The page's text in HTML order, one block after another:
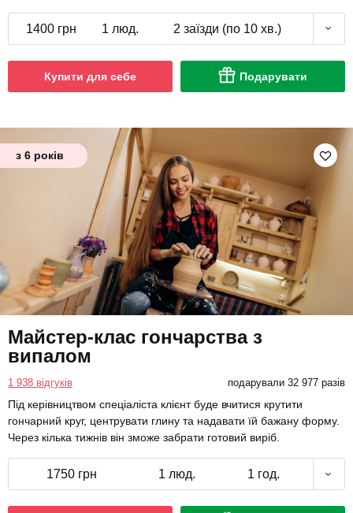
1400 грн 1 люд. 2 заїзди (по 10 хв.)
Купити для себе Подарувати
з 6 років
Майстер-клас гончарства з
випалом
1 938 відгуків подарували 32 977 разів
Під керівництвом спеціаліста клієнт буде вчитися крутити
гончарний круг, центрувати глину та надавати їй бажану форму.
Через кілька тижнів він зможе забрати готовий виріб.
1750 грн 1 люд. 1 год.